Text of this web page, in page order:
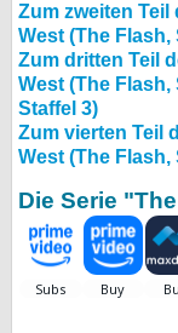
Zum zweiten
West (The Flash,
Zum dritten Teil
West (The
Staffel 3)
Zum vierten Teil
West (The Flash,
Die Serie